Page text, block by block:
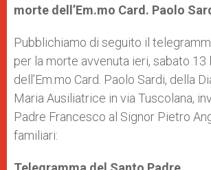
morte dell’Em.mo Card. Paolo
Pubblichiamo di seguito il
per la morte avvenuta ieri, sabato 13
dell’Em.mo Card. Paolo Sardi, della
Maria Ausiliatrice in via Tuscolana,
Padre Francesco al Signor Pietro
familiari: